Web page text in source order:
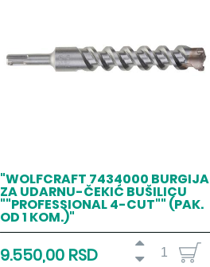
"WOLFCRAFT 7434000 BURGIJA
ZA UDARNU-ČEKIĆ BUŠILICU
""PROFESSIONAL 4-CUT"" (PAK.
OD 1 KOM.)"
9.550,00 RSD